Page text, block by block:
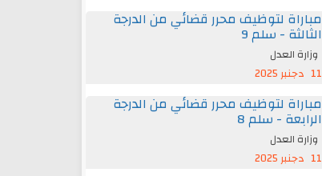
مباراة لتوظيف محرر قضائي من الدرجة
الثالثة - سلم 9
وزارة العدل
11 دجنبر 2025
مباراة لتوظيف محرر قضائي من الدرجة
الرابعة - سلم 8
وزارة العدل
11 دجنبر 2025